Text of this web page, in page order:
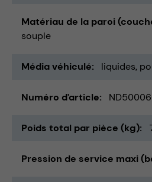
Matériau de la paroi
souple
Média véhiculé liquides
Numéro d'article
Poids total par pièce (kg)
Pression de service maxi